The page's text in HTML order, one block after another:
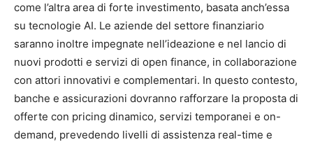
come l’altra area di forte investimento, basata anch’essa
su tecnologie AI. Le aziende del settore finanziario
saranno inoltre impegnate nell’ideazione e nel lancio di
nuovi prodotti e servizi di open finance, in collaborazione
con attori innovativi e complementari. In questo contesto,
banche e assicurazioni dovranno rafforzare la proposta di
offerte con pricing dinamico, servizi temporanei e on-
demand, prevedendo livelli di assistenza real-time e